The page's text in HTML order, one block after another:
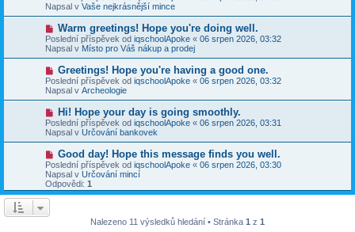
e
k
s
p
ě
v
e
k
v
ý
p
í
s
p
ě
v
e
k
Napsal v Vaše nejkrásnější mince
N
o
v
ý
í
s
p
v
e
k
Warm greetings! Hope you're doing well.
Poslední příspěvek od iqschoolApoke « 06 srpen 2026, 03:32
Napsal v Místo pro Váš nákup a prodej
N
o
v
ý
p
í
s
p
ě
v
e
k
Greetings! Hope you're having a good one.
Poslední příspěvek od iqschoolApoke « 06 srpen 2026, 03:32
Napsal v Archeologie
N
o
v
ý
í
s
p
ě
Hi! Hope your day is going smoothly.
Poslední příspěvek od iqschoolApoke « 06 srpen 2026, 03:31
Napsal v Určování bankovek
N
o
v
ý
p
Good day! Hope this message finds you well.
Poslední příspěvek od iqschoolApoke « 06 srpen 2026, 03:30
Napsal v Určování mincí
Odpovědi: 1
Nalezeno 11 výsledků hledání • Stránka 1 z 1